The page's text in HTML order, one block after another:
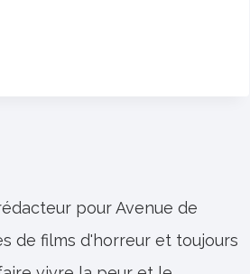
pour Avenue de
de films d'horreur et toujours